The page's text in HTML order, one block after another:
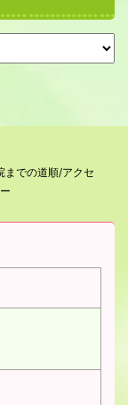
までの道順/アクセ